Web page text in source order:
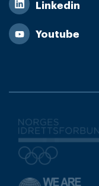
Linkedin
Youtube